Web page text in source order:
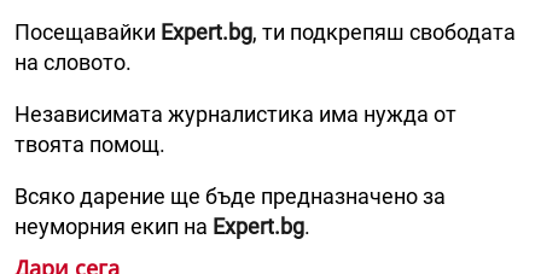
Посещавайки Expert.bg, ти подкрепяш свободата
на словото.
Независимата журналистика има нужда от
твоята помощ.
Всяко дарение ще бъде предназначено за
неуморния екип на Expert.bg.
Дари сега